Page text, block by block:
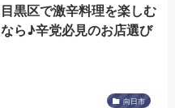
目黒区で激辛料理を楽しむ
なら♪辛党必見のお店選び
向日市